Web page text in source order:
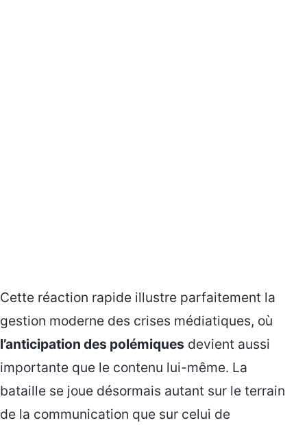
Cette réaction rapide illustre parfaitement la
gestion moderne des crises médiatiques, où
l’anticipation des polémiques devient aussi
importante que le contenu lui-même. La
bataille se joue désormais autant sur le terrain
de la communication que sur celui de